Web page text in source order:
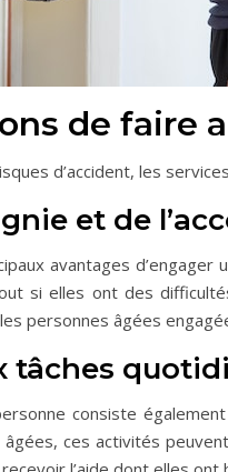
de faire
d’accident, les
et de
avantages
si elles ont des
personnes âgées
tâches
consiste
ces activités